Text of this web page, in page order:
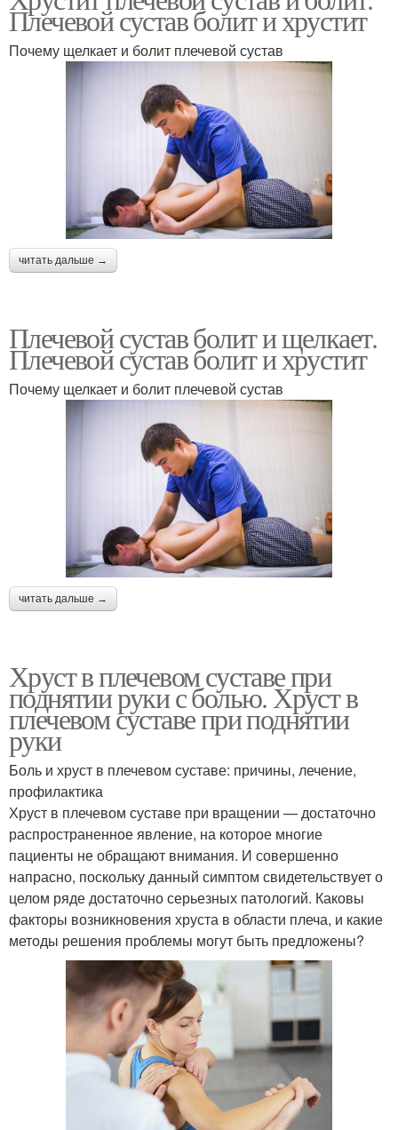
Плечевой сустав болит и хрустит
Почему щелкает и болит плечевой сустав
читать дальше →
Плечевой сустав болит и щелкает.
Плечевой сустав болит и хрустит
Почему щелкает и болит плечевой сустав
читать дальше →
Хруст в плечевом суставе при
поднятии руки с болью. Хруст в
плечевом суставе при поднятии
руки
Боль и хруст в плечевом суставе: причины, лечение,
профилактика
Хруст в плечевом суставе при вращении — достаточно
распространенное явление, на которое многие
пациенты не обращают внимания. И совершенно
напрасно, поскольку данный симптом свидетельствует о
целом ряде достаточно серьезных патологий. Каковы
факторы возникновения хруста в области плеча, и какие
методы решения проблемы могут быть предложены?